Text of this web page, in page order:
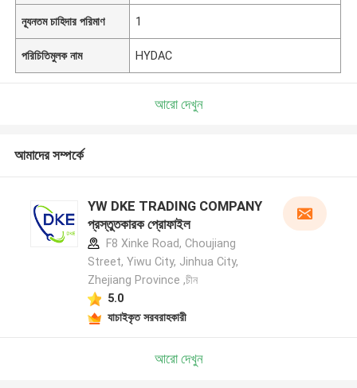
ন্যূনতম চাহিদার পরিমাণ 1
পরিচিতিমুলক নাম HYDAC
আরো দেখুন
আমাদের সম্পর্কে
YW DKE TRADING COMPANY
প্রস্তুতকারক প্রোফাইল
F8 Xinke Road, Choujiang
Street, Yiwu City, Jinhua City,
Zhejiang Province ,চীন
5.0
যাচাইকৃত সরবরাহকারী
আরো দেখুন